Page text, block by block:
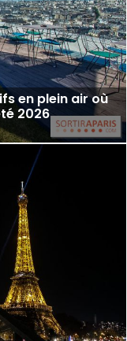
en plein air où
2026